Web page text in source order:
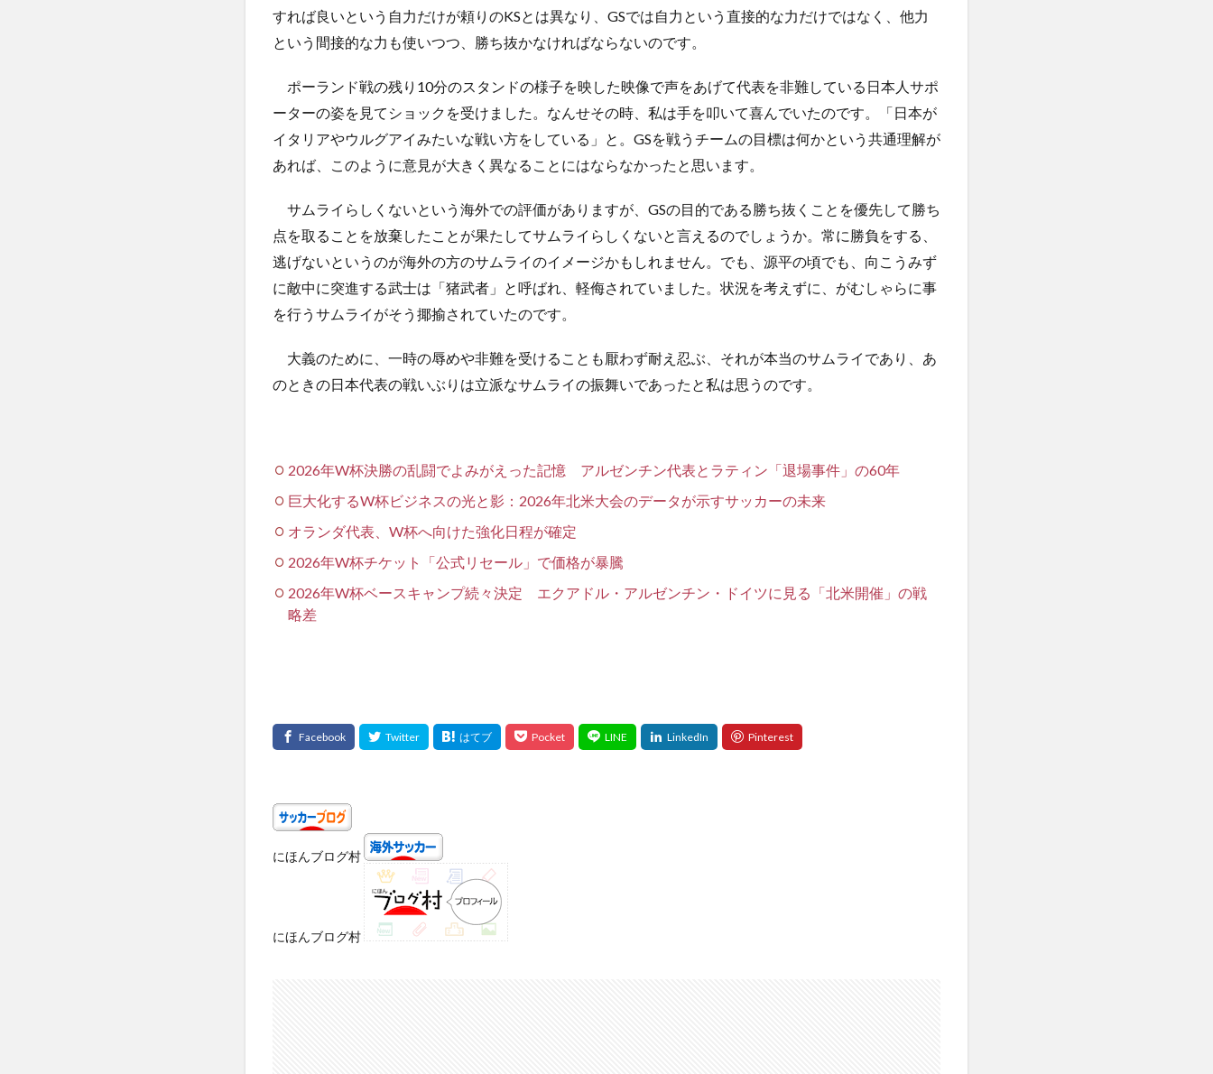
すれば良いという自力だけが頼りのKSとは異なり、GSでは自力という直接的な力だけではなく、他力
という間接的な力も使いつつ、勝ち抜かなければならないのです。
ポーランド戦の残り10分のスタンドの様子を映した映像で声をあげて代表を非難している日本人サポ
ーターの姿を見てショックを受けました。なんせその時、私は手を叩いて喜んでいたのです。「日本が
イタリアやウルグアイみたいな戦い方をしている」と。GSを戦うチームの目標は何かという共通理解が
あれば、このように意見が大きく異なることにはならなかったと思います。
サムライらしくないという海外での評価がありますが、GSの目的である勝ち抜くことを優先して勝ち
点を取ることを放棄したことが果たしてサムライらしくないと言えるのでしょうか。常に勝負をする、
逃げないというのが海外の方のサムライのイメージかもしれません。でも、源平の頃でも、向こうみず
に敵中に突進する武士は「猪武者」と呼ばれ、軽侮されていました。状況を考えずに、がむしゃらに事
を行うサムライがそう揶揄されていたのです。
大義のために、一時の辱めや非難を受けることも厭わず耐え忍ぶ、それが本当のサムライであり、あ
のときの日本代表の戦いぶりは立派なサムライの振舞いであったと私は思うのです。
2026年W杯決勝の乱闘でよみがえった記憶 アルゼンチン代表とラティン「退場事件」の60年
巨大化するW杯ビジネスの光と影：2026年北米大会のデータが示すサッカーの未来
オランダ代表、W杯へ向けた強化日程が確定
2026年W杯チケット「公式リセール」で価格が暴騰
2026年W杯ベースキャンプ続々決定 エクアドル・アルゼンチン・ドイツに見る「北米開催」の戦
略差
にほんブログ村
にほんブログ村